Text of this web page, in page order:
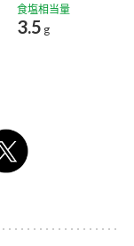
食塩相当量
3.5 g